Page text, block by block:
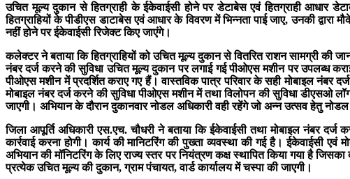
उचित मूल्य दुकान से हितग्राही के ईकेवाईसी होने पर डेटाबेस एवं हितग्राही आधार
हितग्राहियों के पीडीएस डाटाबेस एवं आधार के विवरण में भिन्नता पाई जाए, उनकी
नहीं होने पर ईकेवाईसी रिजेक्ट किए जाएंगे।
कलेक्टर ने बताया कि हितग्राहियों को उचित मूल्य दुकान से वितरित राशन सामग्री की
नंबर दर्ज करने की सुविधा उचित मूल्य दुकान पर लगाई गई पीओएस मशीन पर उपलब्ध
पीओएस मशीन में प्रदर्शित कराए गए हैं। वास्तविक पात्र परिवार के सही मोबाइल नंबर
मोबाइल नंबर दर्ज करने की सुविधा पीओएस मशीन में तथा विलोपन की सुविधा डीएसओ
जाएगी। अभियान के दौरान दुकानवार नोडल अधिकारी वही रहेंगे जो अन्न उत्सव हेतु
जिला आपूर्ति अधिकारी एस.एच. चौधरी ने बताया कि ईकेवाईसी तथा मोबाइल नंबर
कार्रवाई करना होगी। कार्य की मानिटरिंग की पुख्ता व्यवस्था की गई है। ईकेवाईसी
अभियान की मॉनिटरिंग के लिए राज्य स्तर पर नियंत्रण कक्ष स्थापित किया गया है
प्रत्येक उचित मूल्य की दुकान, ग्राम पंचायत, वार्ड कार्यालय में चस्पा की जाएगी।